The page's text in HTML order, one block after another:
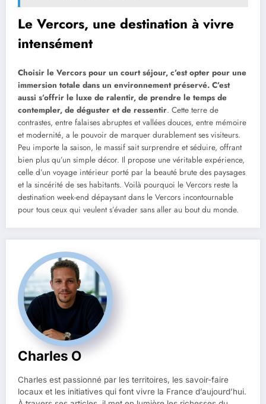
Le Vercors, une destination à vivre
intensément
Choisir le Vercors pour un court séjour, c’est opter pour une
immersion totale dans un environnement préservé. C’est
aussi s’offrir le luxe de ralentir, de prendre le temps de
contempler, de déguster et de ressentir. Cette terre de
contrastes, entre falaises abruptes et vallées douces, entre mémoire
et modernité, a le pouvoir de marquer durablement ses visiteurs.
Peu importe la saison, le massif sait surprendre et séduire, offrant
bien plus qu’un simple décor. Il propose une véritable expérience,
celle d’un voyage intérieur porté par la beauté brute des paysages
et la sincérité de ses habitants. Voilà pourquoi le Vercors reste la
destination week-end dépaysant dans le Vercors incontournable
pour tous ceux qui veulent s’évader sans aller au bout du monde.
Charles O
Charles est passionné par les territoires, les savoir-faire
locaux et les initiatives qui font vivre la France d’aujourd’hui.